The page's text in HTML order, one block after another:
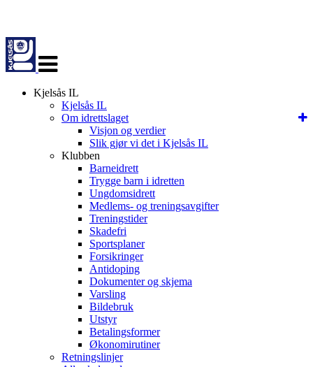
navigasjon
Kjelsås IL
Kjelsås IL
Om idrettslaget
Visjon og verdier
Slik gjør vi det i Kjelsås IL
Klubben
Barneidrett
Trygge barn i idretten
Ungdomsidrett
Medlems- og treningsavgifter
Treningstider
Skadefri
Sportsplaner
Forsikringer
Antidoping
Dokumenter og skjema
Varsling
Bildebruk
Utstyr
Betalingsformer
Økonomirutiner
Retningslinjer